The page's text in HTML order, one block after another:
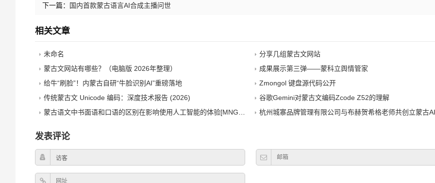
下一篇： 国内首款蒙古语言AI合成主播问世
相关文章
未命名
分享几组蒙古文网站
蒙古文网站有哪些？（电脑版 2026年整理）
成果展示第三弹——蒙科立舆情管家
给牛“刷脸”！内蒙古自研“牛脸识别AI”重磅落地
Zmongol 键盘源代码公开
传统蒙古文 Unicode 编码：深度技术报告 (2026)
谷歌Gemini对蒙古文编码Zcode Z52的理解
蒙古语文中书面语和口语的区别在影响使用人工智能的体验[MNG&zh-CN]
杭州城寨品牌管理有限公司与布赫贺希格老师共创立蒙古AI机器人，布局文化科
发表评论